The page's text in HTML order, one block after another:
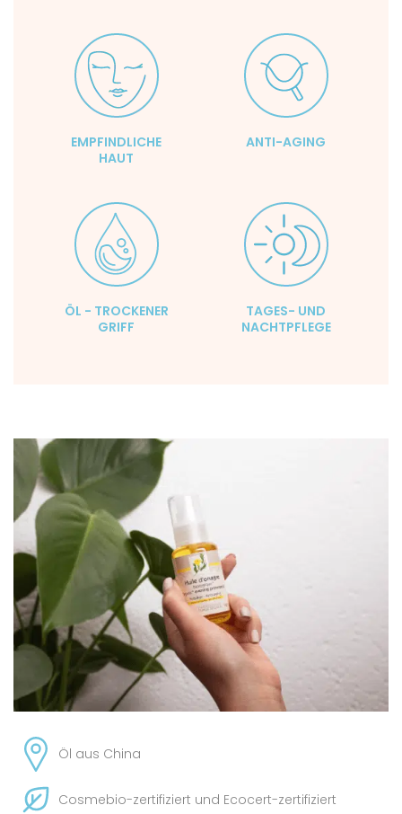
EMPFINDLICHE
HAUT
ANTI-AGING
ÖL - TROCKENER
GRIFF
TAGES- UND
NACHTPFLEGE
Öl aus China
Cosmebio-zertifiziert und Ecocert-zertifiziert